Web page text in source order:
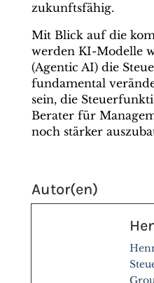
zukunftsfähig.
Mit Blick auf die
werden KI-Modelle
(Agentic AI) die
fundamental
sein, die
Berater für
noch stärker
Autor(en)